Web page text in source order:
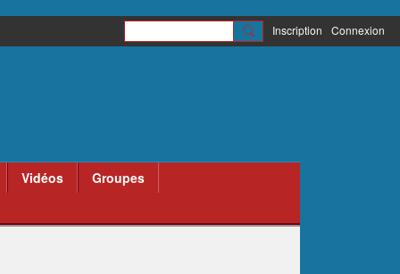
Inscription Connexion
Vidéos Groupes